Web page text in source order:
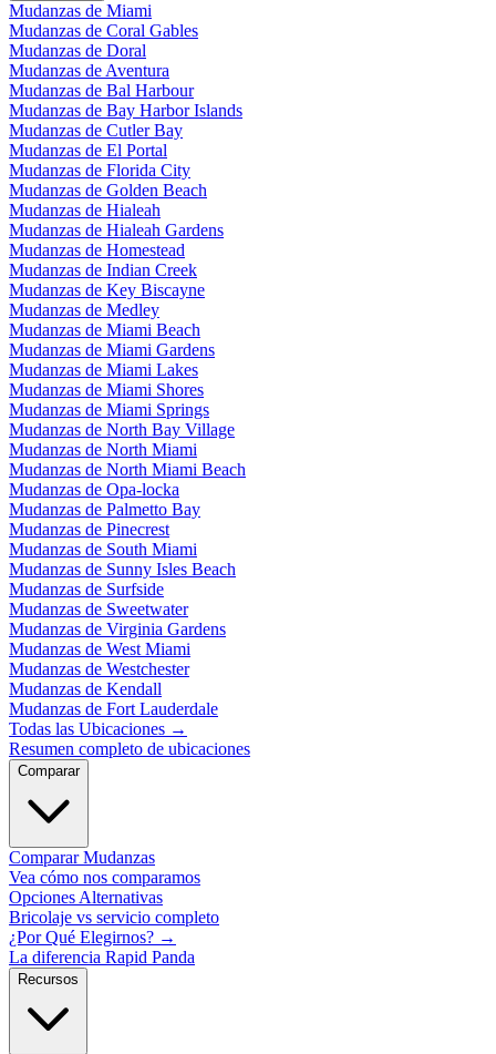
Mudanzas de Miami
Mudanzas de Coral Gables
Mudanzas de Doral
Mudanzas de Aventura
Mudanzas de Bal Harbour
Mudanzas de Bay Harbor Islands
Mudanzas de Cutler Bay
Mudanzas de El Portal
Mudanzas de Florida City
Mudanzas de Golden Beach
Mudanzas de Hialeah
Mudanzas de Hialeah Gardens
Mudanzas de Homestead
Mudanzas de Indian Creek
Mudanzas de Key Biscayne
Mudanzas de Medley
Mudanzas de Miami Beach
Mudanzas de Miami Gardens
Mudanzas de Miami Lakes
Mudanzas de Miami Shores
Mudanzas de Miami Springs
Mudanzas de North Bay Village
Mudanzas de North Miami
Mudanzas de North Miami Beach
Mudanzas de Opa-locka
Mudanzas de Palmetto Bay
Mudanzas de Pinecrest
Mudanzas de South Miami
Mudanzas de Sunny Isles Beach
Mudanzas de Surfside
Mudanzas de Sweetwater
Mudanzas de Virginia Gardens
Mudanzas de West Miami
Mudanzas de Westchester
Mudanzas de Kendall
Mudanzas de Fort Lauderdale
Todas las Ubicaciones →
Resumen completo de ubicaciones
Comparar
Comparar Mudanzas
Vea cómo nos comparamos
Opciones Alternativas
Bricolaje vs servicio completo
¿Por Qué Elegirnos? →
La diferencia Rapid Panda
Recursos